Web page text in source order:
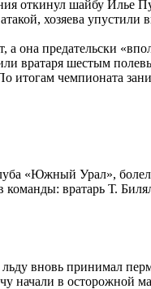
откинул шайбу
хозяева
она предательски
вратаря шестым
итогам чемпионата
«Южный Урал»,
вратарь Т.
вновь принимал
начали в осторожной